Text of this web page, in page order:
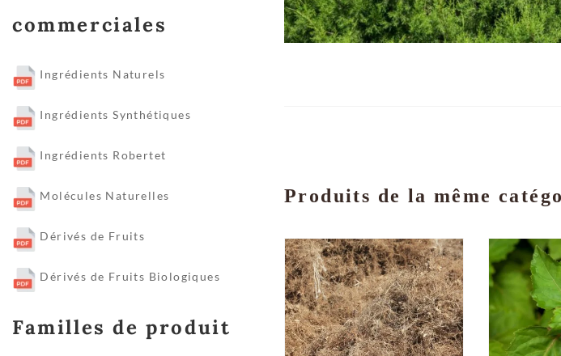
commerciales
Ingrédients Naturels
Ingrédients Synthétiques
Ingrédients Robertet
Molécules Naturelles
Dérivés de Fruits
Dérivés de Fruits Biologiques
Familles de produit
Produits de la même